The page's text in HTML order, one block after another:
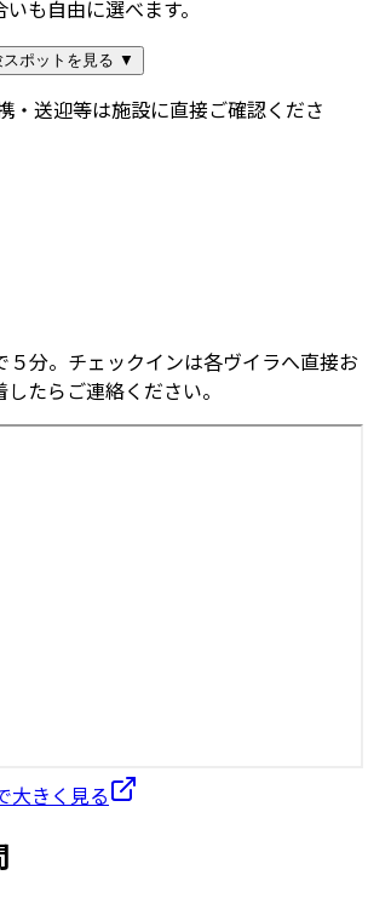
も自由に選べます。
スポットを見る ▼
・送迎等は施設に直接ご確認くださ
５分。チェックインは各ヴイラへ直接お
たらご連絡ください。
大きく見る